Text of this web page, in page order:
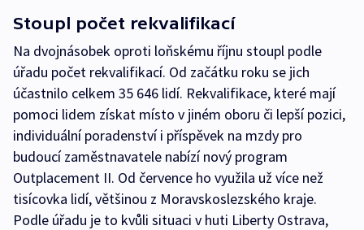
Stoupl počet rekvalifikací
Na dvojnásobek oproti loňskému říjnu stoupl podle
úřadu počet rekvalifikací. Od začátku roku se jich
účastnilo celkem 35 646 lidí. Rekvalifikace, které mají
pomoci lidem získat místo v jiném oboru či lepší pozici,
individuální poradenství i příspěvek na mzdy pro
budoucí zaměstnavatele nabízí nový program
Outplacement II. Od července ho využila už více než
tisícovka lidí, většinou z Moravskoslezského kraje.
Podle úřadu je to kvůli situaci v huti Liberty Ostrava,